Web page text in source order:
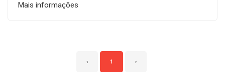
Mais informações
‹ 1 ›